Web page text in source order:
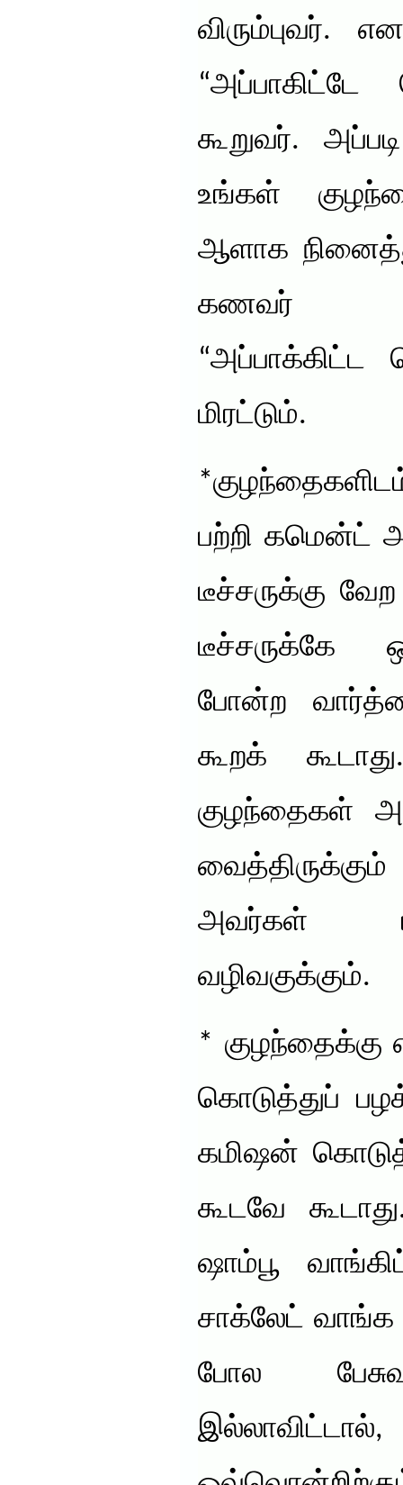
விரும்புவர்.
கூறுவர்.
உங்கள்
ஆளாக
கணவர்
“அப்பாக்கிட்ட
மிரட்டும்.
பற்றி கமென்ட்
டீச்சருக்கு
டீச்சருக்கே
போன்ற
கூறக்
குழந்தைகள்
அவர்கள்
வழிவகுக்கும்.
* குழந்தைக்கு
கொடுத்துப்
கமிஷன்
கூடவே
ஷாம்பூ
சாக்லேட் வாங்க
போல